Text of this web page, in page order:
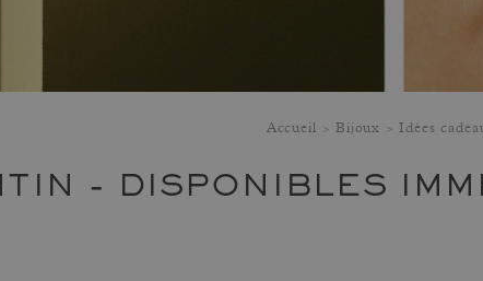
Accueil Bijoux Idées
- DISPONIBLES